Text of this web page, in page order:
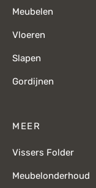
Meubelen
Vloeren
Slapen
Gordijnen
MEER
Vissers Folder
Meubelonderhoud